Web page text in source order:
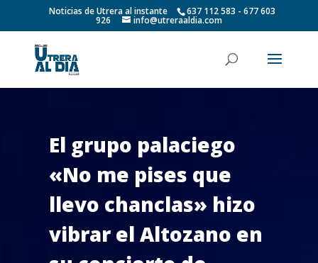
Noticias de Utrera al instante 637 112 583 - 677 603
926 info@utreraaldia.com
El grupo palaciego
«No me pises que
llevo chanclas» hizo
vibrar el Altozano en